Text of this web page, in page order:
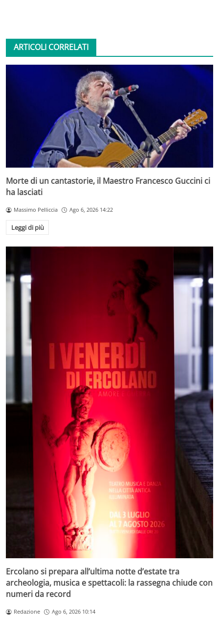
ARTICOLI CORRELATI
Morte di un cantastorie, il Maestro Francesco Guccini ci
ha lasciati
Massimo Pelliccia Ago 6, 2026 14:22
Leggi di più
Ercolano si prepara all’ultima notte d’estate tra
archeologia, musica e spettacoli: la rassegna chiude con
numeri da record
Redazione Ago 6, 2026 10:14